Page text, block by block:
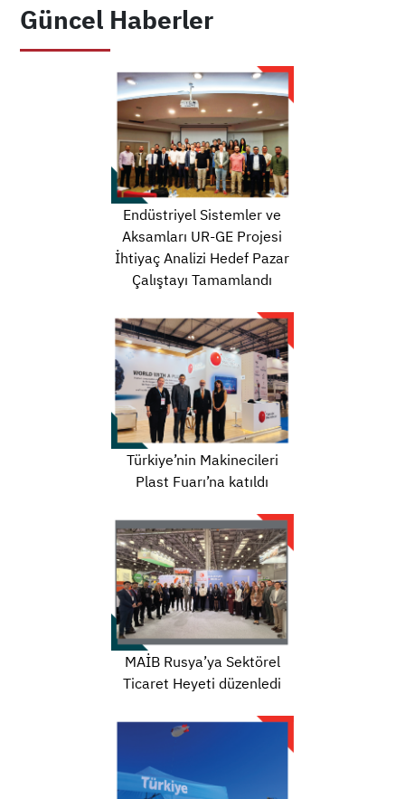
Güncel Haberler
Endüstriyel Sistemler ve
Aksamları UR-GE Projesi
İhtiyaç Analizi Hedef Pazar
Çalıştayı Tamamlandı
Türkiye’nin Makinecileri
Plast Fuarı’na katıldı
MAİB Rusya’ya Sektörel
Ticaret Heyeti düzenledi